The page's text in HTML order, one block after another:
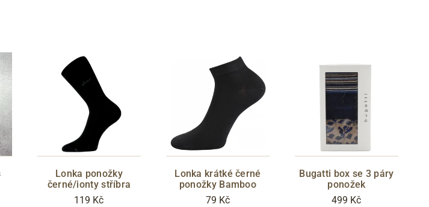
Lonka ponožky
černé/ionty stříbra
119 Kč
Lonka krátké černé
ponožky Bamboo
79 Kč
Bugatti box se 3 páry
ponožek
499 Kč